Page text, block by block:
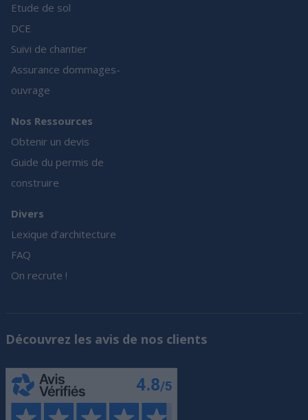
Etude de sol
DCE
Suivi de chantier
Assurance dommages-
ouvrage
Nos Ressources
Obtenir un devis
Guide du permis de
construire
Divers
Lexique d’architecture
FAQ
On recrute !
Découvrez les avis de nos clients